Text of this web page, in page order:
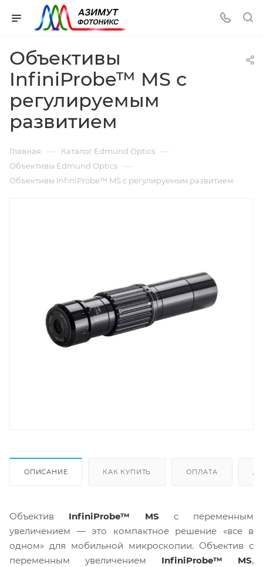
Объективы
InfiniProbe™ MS с
регулируемым
развитием
Главная — Каталог Edmund Optics —
Объективы Edmund Optics —
Объективы InfiniProbe™ MS с регулируемым развитием
ОПИСАНИЕ КАК КУПИТЬ ОПЛАТА
Объектив InfiniProbe™ MS с переменным
увеличением — это компактное решение «все в
одном» для мобильной микроскопии. Объектив с
переменным увеличением InfiniProbe™ MS,